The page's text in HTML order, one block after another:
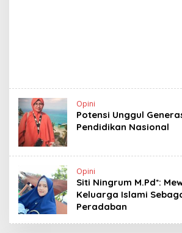
Opini
Potensi Unggul
Pendidikan Nasional
Opini
Siti Ningrum M.Pd*:
Keluarga Islami
Peradaban